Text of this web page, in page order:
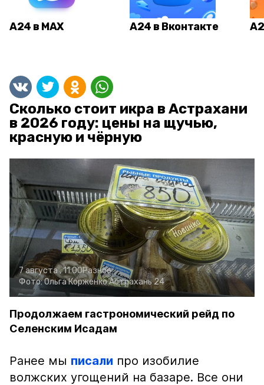
А24 в MAX А24 в Вконтакте
Сколько стоит икра в Астрахани
в 2026 году: цены на щучью,
красную и чёрную
7 августа , 11:00Разное
Фото:Ольга КорженкоАстрахань 24
Продолжаем гастрономический рейд по
Селенским Исадам
Ранее мы писали про изобилие
волжских угощений на базаре. Все они